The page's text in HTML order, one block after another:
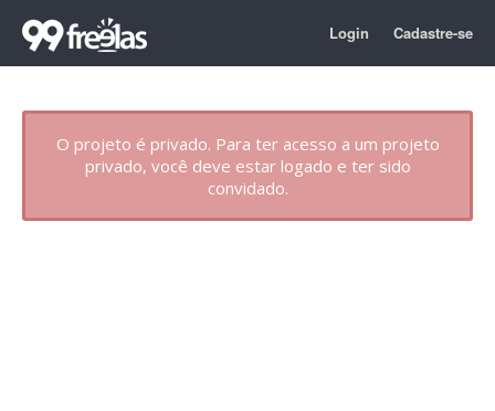
Login Cadastre-se
O projeto é privado. Para ter acesso a um projeto
privado, você deve estar logado e ter sido
convidado.